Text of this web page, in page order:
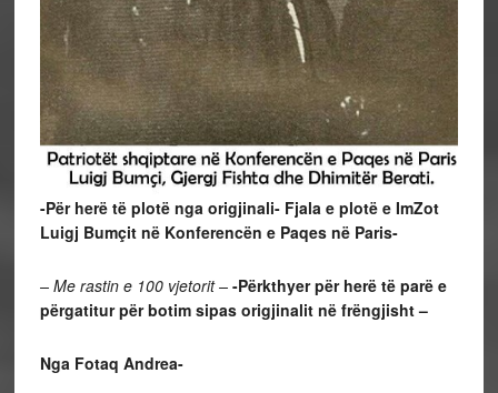
-Për herë të plotë nga origjinali- Fjala e plotë e ImZot
Luigj Bumçit në Konferencën e Paqes në Paris-
– Me rastin e 100 vjetorit – -Përkthyer për herë të parë e
përgatitur për botim sipas origjinalit në frëngjisht –
Nga Fotaq Andrea-